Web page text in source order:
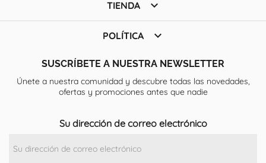
TIENDA 
POLÍTICA 
SUSCRÍBETE A NUESTRA NEWSLETTER
Únete a nuestra comunidad y descubre todas las novedades,
ofertas y promociones antes que nadie
Su dirección de correo electrónico